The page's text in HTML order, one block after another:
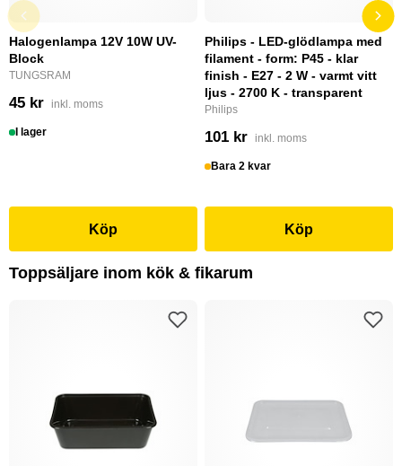
Halogenlampa 12V 10W UV-
Block
TUNGSRAM
45 kr inkl. moms
I lager
Köp
Philips - LED-glödlampa med
filament - form: P45 - klar
finish - E27 - 2 W - varmt vitt
ljus - 2700 K - transparent
Philips
101 kr inkl. moms
Bara 2 kvar
Köp
Toppsäljare inom kök & fikarum